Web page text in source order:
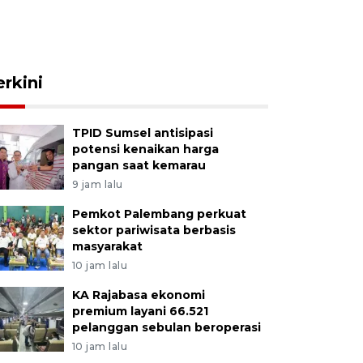
TPID Sumsel antisipasi
potensi kenaikan harga
pangan saat kemarau
9 jam lalu
Pemkot Palembang perkuat
sektor pariwisata berbasis
masyarakat
10 jam lalu
KA Rajabasa ekonomi
premium layani 66.521
pelanggan sebulan beroperasi
10 jam lalu